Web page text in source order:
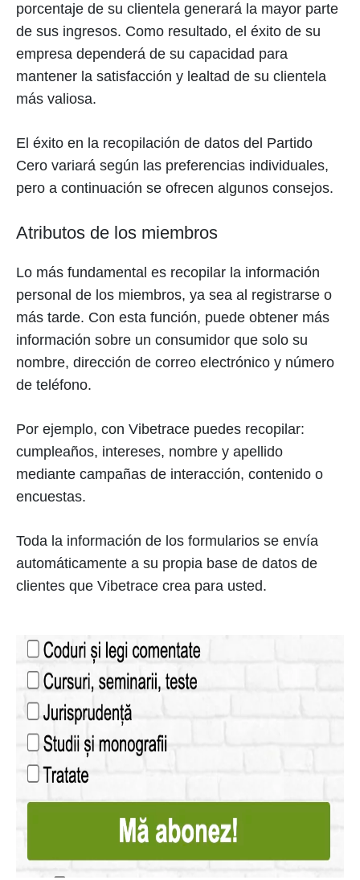
porcentaje de su clientela generará la mayor parte
de sus ingresos. Como resultado, el éxito de su
empresa dependerá de su capacidad para
mantener la satisfacción y lealtad de su clientela
más valiosa.
El éxito en la recopilación de datos del Partido
Cero variará según las preferencias individuales,
pero a continuación se ofrecen algunos consejos.
Atributos de los miembros
Lo más fundamental es recopilar la información
personal de los miembros, ya sea al registrarse o
más tarde. Con esta función, puede obtener más
información sobre un consumidor que solo su
nombre, dirección de correo electrónico y número
de teléfono.
Por ejemplo, con Vibetrace puedes recopilar:
cumpleaños, intereses, nombre y apellido
mediante campañas de interacción, contenido o
encuestas.
Toda la información de los formularios se envía
automáticamente a su propia base de datos de
clientes que Vibetrace crea para usted.